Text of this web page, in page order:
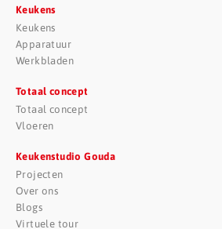
Keukens
Keukens
Apparatuur
Werkbladen
Totaal concept
Totaal concept
Vloeren
Keukenstudio Gouda
Projecten
Over ons
Blogs
Virtuele tour